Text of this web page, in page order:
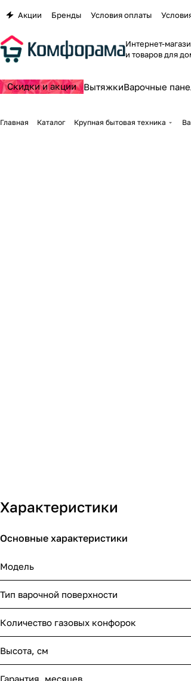
Акции Бренды Условия оплаты
Интернет-
и товаров для
Скидки и акции ВытяжкиВарочные
Главная Каталог Крупная бытовая техника
Характеристики
Основные характеристики
Модель
Тип варочной поверхности
Количество газовых конфорок
Высота, см
Гарантия, месяцев